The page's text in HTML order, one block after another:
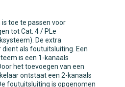
toe te passen voor
tot Cat. 4 / PLe
De extra
als foutuitsluiting. Een
is een 1-kanaals
het toevoegen van een
ontstaat een 2-kanaals
foutuitsluiting is opgenomen